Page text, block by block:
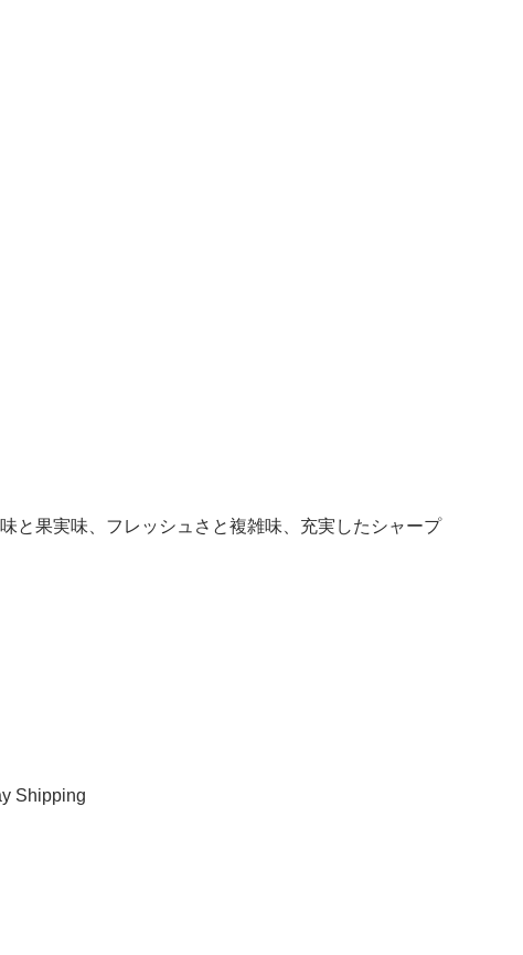
と果実味、フレッシュさと複雑味、充実したシャープ
Shipping